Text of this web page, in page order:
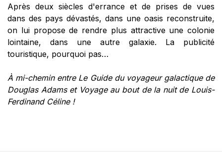
Après deux siècles d'errance et de prises de vues
dans des pays dévastés, dans une oasis reconstruite,
on lui propose de rendre plus attractive une colonie
lointaine, dans une autre galaxie. La publicité
touristique, pourquoi pas…
À mi-chemin entre Le Guide du voyageur galactique de
Douglas Adams et Voyage au bout de la nuit de Louis-
Ferdinand Céline !